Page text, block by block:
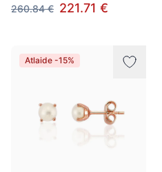
260.84 € 221.71 €
Atlaide -15%